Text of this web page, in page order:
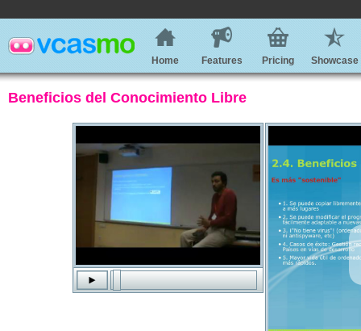
Home Features Pricing Showcase
Beneficios del Conocimiento Libre